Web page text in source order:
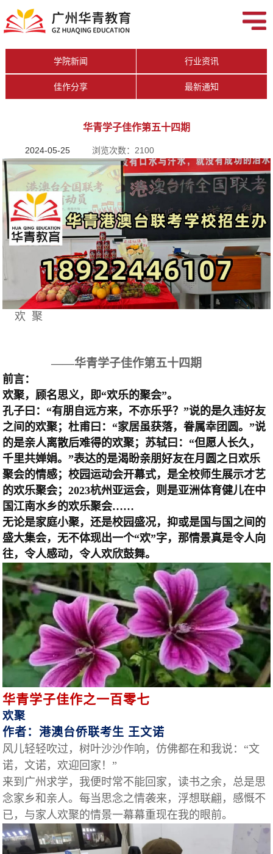
学院新闻 行业资讯
佳作分享 最新通知
华青学子佳作第五十四期
2024-05-25 浏览次数：2100
欢 聚
——华青学子佳作第五十四期
前言：
欢聚，顾名思义，即“欢乐的聚会”。
孔子曰：“有朋自远方来，不亦乐乎？”说的是久违好友
之间的欢聚；杜甫曰：“家居虽获落，眷属幸团圆。”说
的是亲人离散后难得的欢聚；苏轼曰：“但愿人长久，
千里共婵娟。”表达的是渴盼亲朋好友在月圆之日欢乐
聚会的情感；校园运动会开幕式，是全校师生展示才艺
的欢乐聚会；2023杭州亚运会，则是亚洲体育健儿在中
国江南水乡的欢乐聚会……
无论是家庭小聚，还是校园盛况，抑或是国与国之间的
盛大集会，无不体现出一个“欢”字，那情景真是令人向
往，令人感动，令人欢欣鼓舞。
华青学子佳作之一百零七
欢聚
作者：港澳台侨联考生 王文诺
风儿轻轻吹过，树叶沙沙作响，仿佛都在和我说：“文
诺，文诺，欢迎回家！”
来到广州求学，我便时常不能回家，读书之余，总是思
念家乡和亲人。每当思念之情袭来，浮想联翩，感慨不
已，与家人欢聚的情景一幕幕重现在我的眼前。